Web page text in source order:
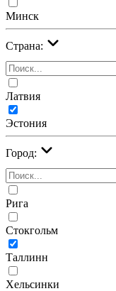
Минск
Страна:
Латвия
Эстония
Город:
Рига
Стокгольм
Таллинн
Хельсинки